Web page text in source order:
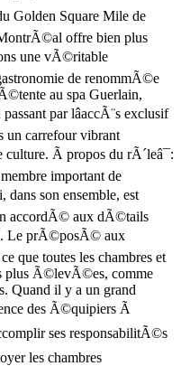
Golden Square Mile de
offre bien plus
une vÃ©ritable
de renommÃ©e
au spa Guerlain,
par lâaccÃ¨s exclusif
un carrefour vibrant
Ã propos du rÃ´leâ¯:
important de
dans son ensemble, est
accordÃ© aux dÃ©tails
Le prÃ©posÃ© aux
que toutes les chambres et
plus Ã©levÃ©es, comme
Quand il y a un grand
des Ã©quipiers Ã
ses responsabilitÃ©s
les chambres